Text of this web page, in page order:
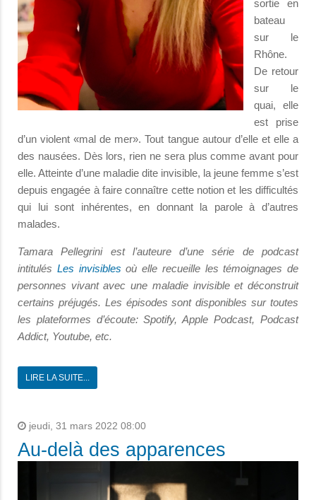
sortie en
bateau
sur le
Rhône.
De retour
sur le
quai, elle
est prise
d’un violent «mal de mer». Tout tangue autour d’elle et elle a
des nausées. Dès lors, rien ne sera plus comme avant pour
elle. Atteinte d’une maladie dite invisible, la jeune femme s’est
depuis engagée à faire connaître cette notion et les difficultés
qui lui sont inhérentes, en donnant la parole à d’autres
malades.
Tamara Pellegrini est l’auteure d’une série de podcast
intitulés Les invisibles où elle recueille les témoignages de
personnes vivant avec une maladie invisible et déconstruit
certains préjugés. Les épisodes sont disponibles sur toutes
les plateformes d’écoute: Spotify, Apple Podcast, Podcast
Addict, Youtube, etc.
LIRE LA SUITE...
jeudi, 31 mars 2022 08:00
Au-delà des apparences